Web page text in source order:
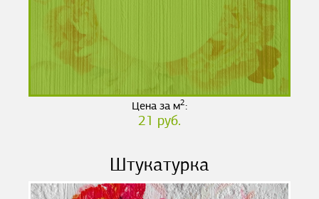
Цена за м2:
21 руб.
Штукатурка